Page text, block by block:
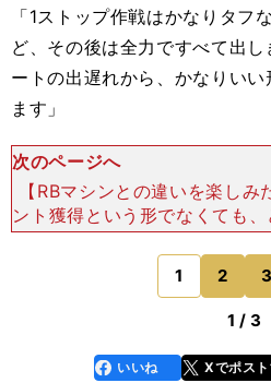
「1ストップ作戦はかなりタフ
ど、その後は全力ですべて出
ートの出遅れから、かなりい
ます」
次のページへ
【RBマシンとの違いを楽し
ント獲得という形でなくても
らしくレースをし、自分の力
──。そんな角田の意地が随
「もちろんこ
1 2 3
1 / 3
faceboo
k
いいね Xでポスト